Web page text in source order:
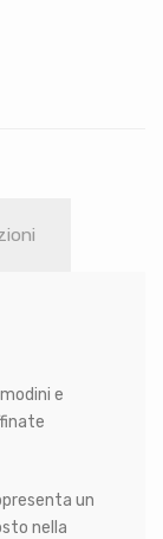
e
un
nella